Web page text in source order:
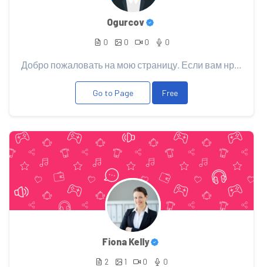
Ogurcov
0 0 0 0
Go to Page Free
Fiona Kelly
2 1 0 0